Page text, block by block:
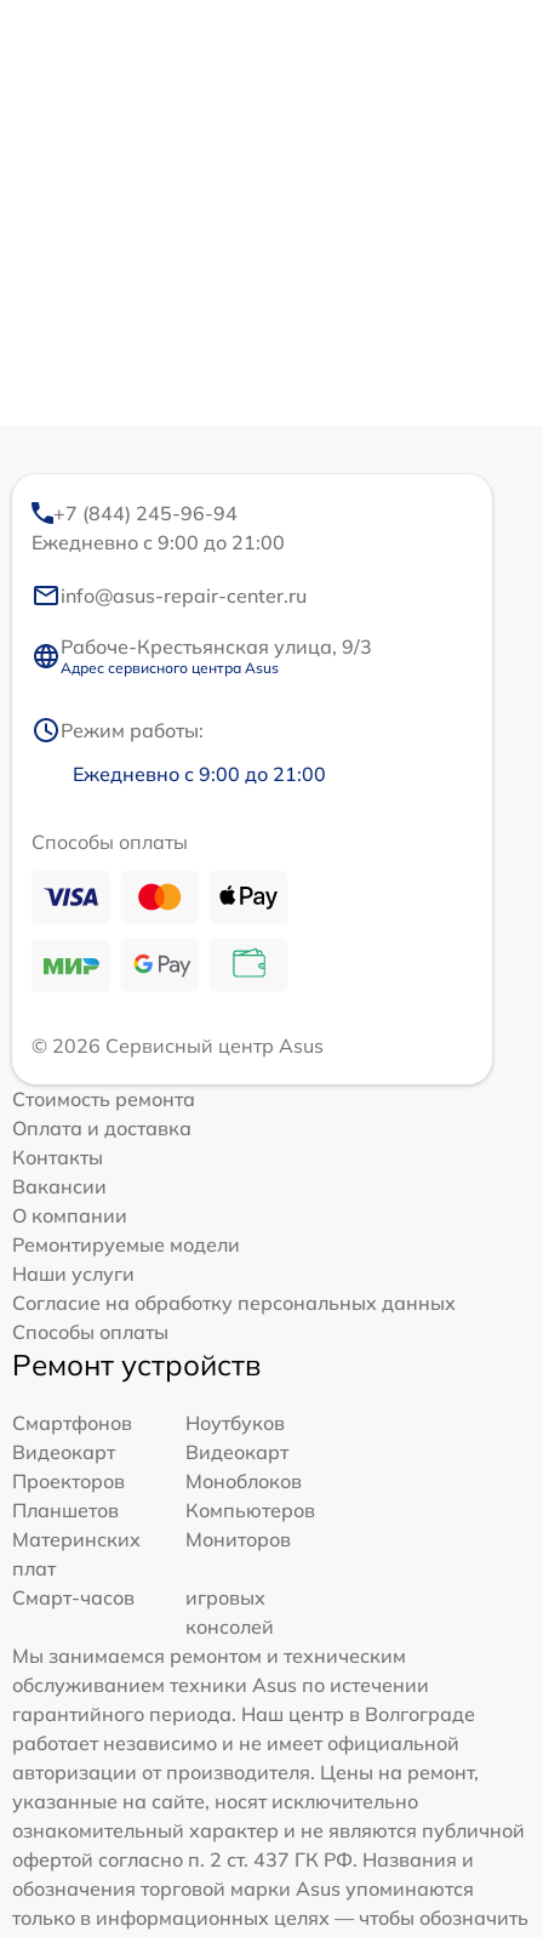
+7 (844) 245-96-94
Ежедневно с 9:00 до 21:00
info@asus-repair-center.ru
Рабоче-Крестьянская улица, 9/3
Адрес сервисного центра Asus
Режим работы:
Ежедневно с 9:00 до 21:00
Способы оплаты
© 2026 Сервисный центр Asus
Стоимость ремонта
Оплата и доставка
Контакты
Вакансии
О компании
Ремонтируемые модели
Наши услуги
Согласие на обработку персональных данных
Способы оплаты
Ремонт устройств
Смартфонов
Ноутбуков
Видеокарт
Видеокарт
Проекторов
Моноблоков
Планшетов
Компьютеров
Материнских
плат
Мониторов
Смарт-часов
игровых
консолей
Мы занимаемся ремонтом и техническим
обслуживанием техники Asus по истечении
гарантийного периода. Наш центр в Волгограде
работает независимо и не имеет официальной
авторизации от производителя. Цены на ремонт,
указанные на сайте, носят исключительно
ознакомительный характер и не являются публичной
офертой согласно п. 2 ст. 437 ГК РФ. Названия и
обозначения торговой марки Asus упоминаются
только в информационных целях — чтобы обозначить